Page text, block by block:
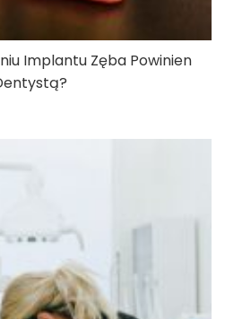
Implantu Zęba Powinien